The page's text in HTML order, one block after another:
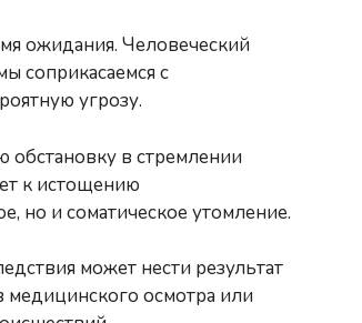
ожидания. Человеческий
соприкасаемся с
угрозу.
обстановку в стремлении
к истощению
но и соматическое утомление.
может нести результат
медицинского осмотра или